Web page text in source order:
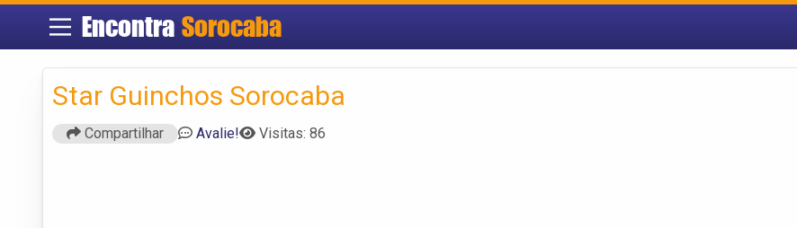
Encontra Sorocaba
Star Guinchos Sorocaba
Compartilhar Avalie! Visitas: 86